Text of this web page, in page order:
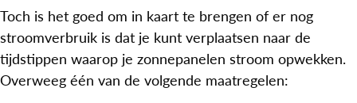
Toch is het goed om in kaart te brengen of er nog
stroomverbruik is dat je kunt verplaatsen naar de
tijdstippen waarop je zonnepanelen stroom opwekken.
Overweeg één van de volgende maatregelen: